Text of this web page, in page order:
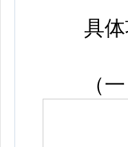
具体项
（一